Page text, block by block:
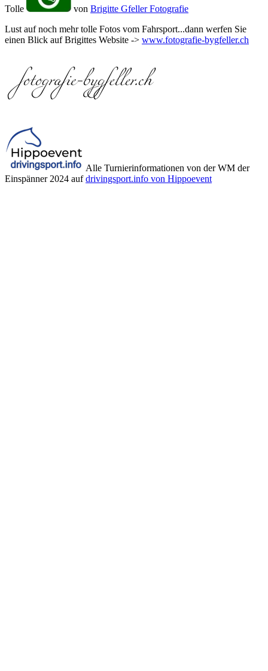
Tolle von Brigitte Gfeller Fotografie
Lust auf noch mehr tolle Fotos vom Fahrsport...dann werfen Sie
einen Blick auf Brigittes Website -> www.fotografie-bygfeller.ch
Alle Turnierinformationen von der WM der
Einspänner 2024 aufdrivingsport.info von Hippoevent